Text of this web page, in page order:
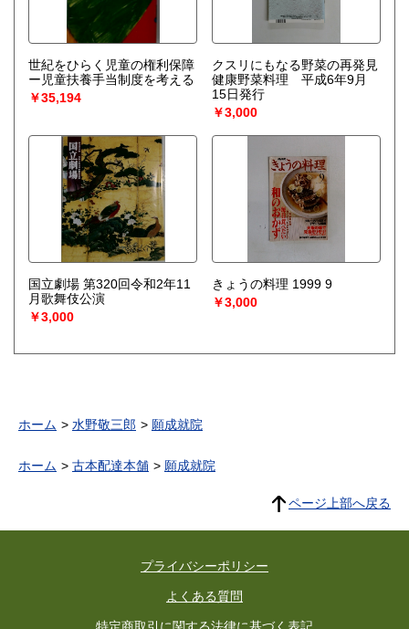
世紀をひらく児童の権利保障
ー児童扶養手当制度を考える
￥35,194
クスリにもなる野菜の再発見
健康野菜料理 平成6年9月
15日発行
￥3,000
国立劇場 第320回令和2年11
月歌舞伎公演
￥3,000
きょうの料理 1999 9
￥3,000
ホーム 水野敬三郎 願成就院
ホーム 古本配達本舗 願成就院
ページ上部へ戻る
プライバシーポリシー
よくある質問